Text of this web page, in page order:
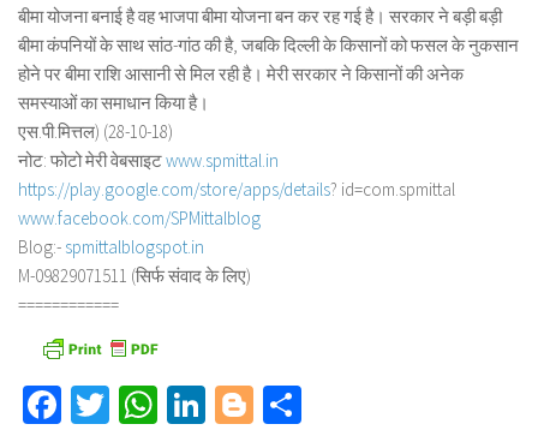
बीमा योजना बनाई है वह भाजपा बीमा योजना बन कर रह गई है। सरकार ने बड़ी बड़ी
बीमा कंपनियों के साथ सांठ-गांठ की है, जबकि दिल्ली के किसानों को फसल के नुकसान
होने पर बीमा राशि आसानी से मिल रही है। मेरी सरकार ने किसानों की अनेक
समस्याओं का समाधान किया है।
एस.पी.मित्तल) (28-10-18)
नोट: फोटो मेरी वेबसाइटwww.spmittal.in
https://play.google.com/store/apps/details? id=com.spmittal
www.facebook.com/SPMittalblog
Blog:- spmittalblogspot.in
M-09829071511 (सिर्फ संवाद के लिए)
============
Facebook
TwitterWhatsApp
LinkedIn
Blogger